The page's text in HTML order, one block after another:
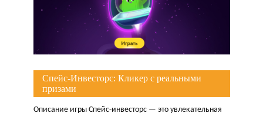
Спейс-Инвесторс: Кликер с реальными
призами
Описание игры Спейс-инвесторс — это увлекательная